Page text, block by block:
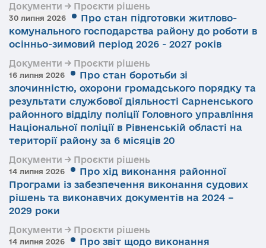
Документи → Проєкти рішень
30 липня 2026
Про стан підготовки житлово-
комунального господарства району до роботи в
осінньо-зимовий період 2026 - 2027 років
Документи → Проєкти рішень
16 липня 2026
Про стан боротьби зі
злочинністю, охорони громадського порядку та
результати службової діяльності Сарненського
районного відділу поліції Головного управління
Національної поліції в Рівненській області на
території району за 6 місяців 20
Документи → Проєкти рішень
14 липня 2026
Про хід виконання районної
Програми із забезпечення виконання судових
рішень та виконавчих документів на 2024 –
2029 роки
Документи → Проєкти рішень
14 липня 2026
Про звіт щодо виконання